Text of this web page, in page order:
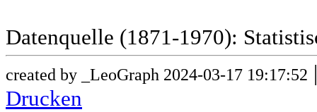
Datenquelle (1871-1970):
created by _LeoGraph 2024-03-17 19:17:52
Drucken